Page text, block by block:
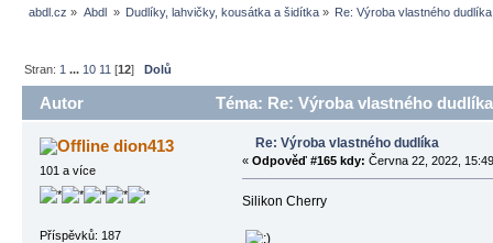
abdl.cz » Abdl » Dudlíky, lahvičky, kousátka a šidítka» Re: Výroba vlastného
Stran: 1 ... 10 11 [12]Dolů
Autor Téma: Re: Výroba vlastného
dion413
101 a více
Příspěvků: 187
Re: Výroba vlastného dudlíka
« Odpověď #165 kdy: Června 22, 2022,
Silikon Cherry